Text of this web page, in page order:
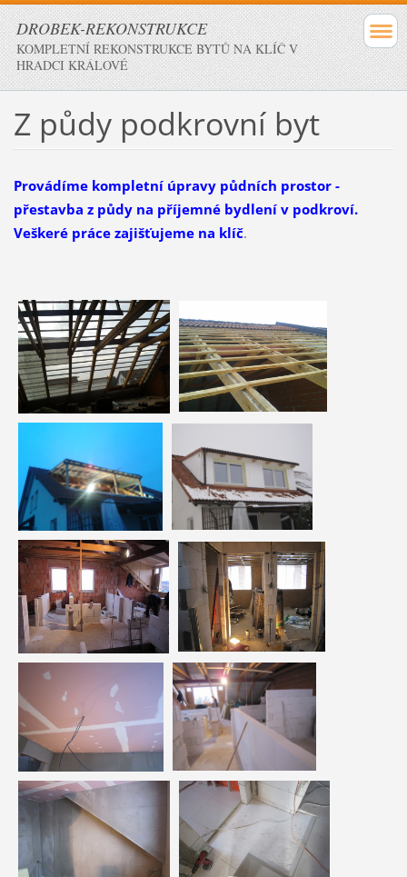
DROBEK-REKONSTRUKCE
KOMPLETNÍ REKONSTRUKCE BYTŮ NA KLÍČ V
HRADCI KRÁLOVÉ
Z půdy podkrovní byt
Provádíme kompletní úpravy půdních prostor -
přestavba z půdy na příjemné bydlení v podkroví.
Veškeré práce zajišťujeme na klíč.